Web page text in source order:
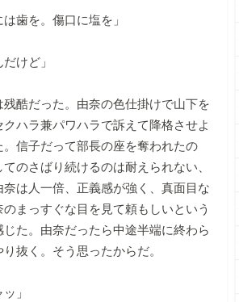
歯を。傷口に塩を」
けど」
酷だった。由奈の色仕掛けで山下を
ハラ兼パワハラで訴えて降格させよ
。信子だって部長の座を奪われたの
のさばり続けるのは耐えられない、
奈は人一倍、正義感が強く、真面目な
まっすぐな目を見て頼もしいという
た。由奈だったら中途半端に終わら
抜く。そう思ったからだ。
」